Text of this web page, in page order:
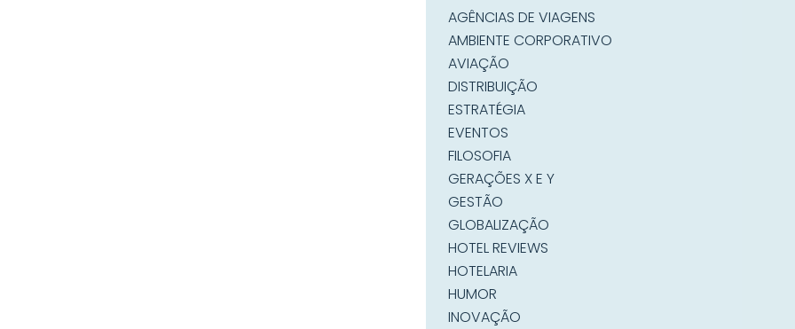
AGÊNCIAS DE VIAGENS
AMBIENTE CORPORATIVO
AVIAÇÃO
DISTRIBUIÇÃO
ESTRATÉGIA
EVENTOS
FILOSOFIA
GERAÇÕES X E Y
GESTÃO
GLOBALIZAÇÃO
HOTEL REVIEWS
HOTELARIA
HUMOR
INOVAÇÃO